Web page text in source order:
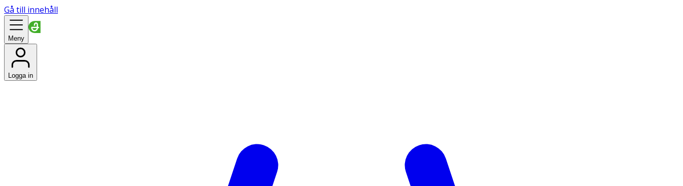
Gå till innehåll
Meny
Logga in